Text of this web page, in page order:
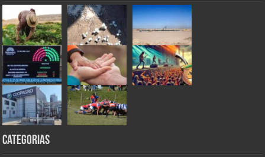
Categorias